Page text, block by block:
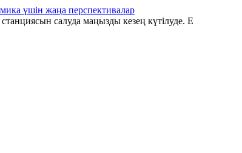
үшін жаңа перспективалар
салуда маңызды кезең күтілуде. Е